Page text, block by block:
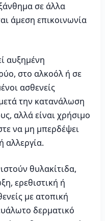
σε άλλα
άμεση επικοινωνία
αυξημένη
στο αλκοόλ ή σε
ασθενείς
την κατανάλωση
αλλά είναι χρήσιμο
να μη μπερδέψει
αλλεργία.
θυλακίτιδα,
ερεθιστική ή
με ατοπική
δερματικό